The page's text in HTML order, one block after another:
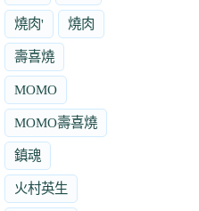
燒肉' 燒肉
壽喜燒
MOMO
MOMO壽喜燒
鎮魂
火村英生